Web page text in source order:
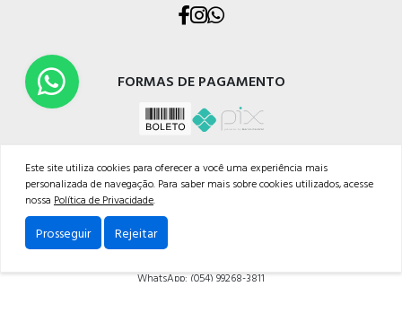
FORMAS DE PAGAMENTO
CELETRO CAXIAS MATERIAIS ELÉTRICOS LTDA
Rua Os Dezoito do Forte, 529 - Nossa Sra. de Lourdes, Caxias do Sul - RS, 95020-472
WhatsApp: (054) 99268-3811
Este site utiliza cookies para oferecer a você uma experiência mais
personalizada de navegação. Para saber mais sobre cookies utilizados, acesse
nossa Política de Privacidade.
Prosseguir Rejeitar